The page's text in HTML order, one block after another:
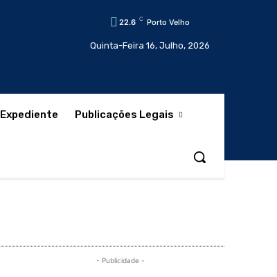
22.6 C Porto Velho
Quinta-Feira 16, Julho, 2026
Expediente Publicações Legais
- Publicidade -